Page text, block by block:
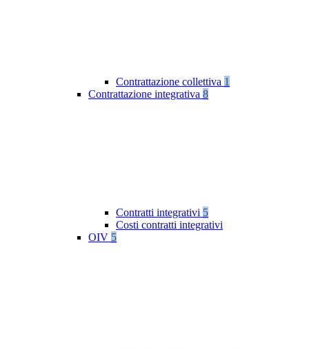
Contrattazione collettiva 1
Contrattazione integrativa 8
Contratti integrativi 5
Costi contratti integrativi
OIV 5